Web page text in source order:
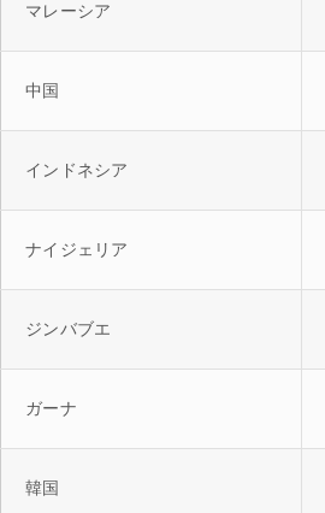
マレーシア
中国
インドネシア
ナイジェリア
ジンバブエ
ガーナ
韓国